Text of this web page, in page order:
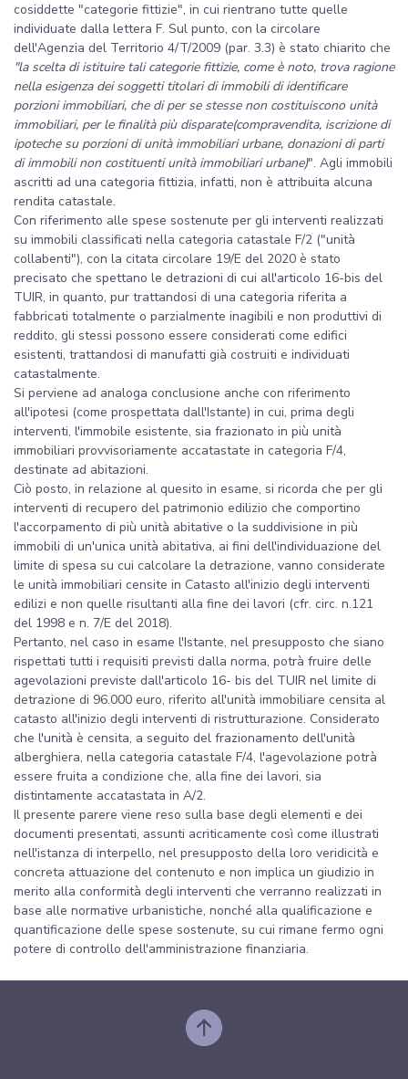
cosiddette "categorie fittizie", in cui rientrano tutte quelle
individuate dalla lettera F. Sul punto, con la circolare
dell'Agenzia del Territorio 4/T/2009 (par. 3.3) è stato chiarito che
"la scelta di istituire tali categorie fittizie, come è noto, trova ragione
nella esigenza dei soggetti titolari di immobili di identificare
porzioni immobiliari, che di per se stesse non costituiscono unità
immobiliari, per le finalità più disparate(compravendita, iscrizione di
ipoteche su porzioni di unità immobiliari urbane, donazioni di parti
di immobili non costituenti unità immobiliari urbane)". Agli immobili
ascritti ad una categoria fittizia, infatti, non è attribuita alcuna
rendita catastale.
Con riferimento alle spese sostenute per gli interventi realizzati
su immobili classificati nella categoria catastale F/2 ("unità
collabenti"), con la citata circolare 19/E del 2020 è stato
precisato che spettano le detrazioni di cui all'articolo 16-bis del
TUIR, in quanto, pur trattandosi di una categoria riferita a
fabbricati totalmente o parzialmente inagibili e non produttivi di
reddito, gli stessi possono essere considerati come edifici
esistenti, trattandosi di manufatti già costruiti e individuati
catastalmente.
Si perviene ad analoga conclusione anche con riferimento
all'ipotesi (come prospettata dall'Istante) in cui, prima degli
interventi, l'immobile esistente, sia frazionato in più unità
immobiliari provvisoriamente accatastate in categoria F/4,
destinate ad abitazioni.
Ciò posto, in relazione al quesito in esame, si ricorda che per gli
interventi di recupero del patrimonio edilizio che comportino
l'accorpamento di più unità abitative o la suddivisione in più
immobili di un'unica unità abitativa, ai fini dell'individuazione del
limite di spesa su cui calcolare la detrazione, vanno considerate
le unità immobiliari censite in Catasto all'inizio degli interventi
edilizi e non quelle risultanti alla fine dei lavori (cfr. circ. n.121
del 1998 e n. 7/E del 2018).
Pertanto, nel caso in esame l'Istante, nel presupposto che siano
rispettati tutti i requisiti previsti dalla norma, potrà fruire delle
agevolazioni previste dall'articolo 16- bis del TUIR nel limite di
detrazione di 96.000 euro, riferito all'unità immobiliare censita al
catasto all'inizio degli interventi di ristrutturazione. Considerato
che l'unità è censita, a seguito del frazionamento dell'unità
alberghiera, nella categoria catastale F/4, l'agevolazione potrà
essere fruita a condizione che, alla fine dei lavori, sia
distintamente accatastata in A/2.
Il presente parere viene reso sulla base degli elementi e dei
documenti presentati, assunti acriticamente così come illustrati
nell'istanza di interpello, nel presupposto della loro veridicità e
concreta attuazione del contenuto e non implica un giudizio in
merito alla conformità degli interventi che verranno realizzati in
base alle normative urbanistiche, nonché alla qualificazione e
quantificazione delle spese sostenute, su cui rimane fermo ogni
potere di controllo dell'amministrazione finanziaria.